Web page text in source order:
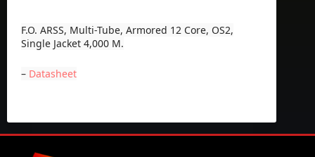
F.O. ARSS, Multi-Tube, Armored 12 Core, OS2,
Single Jacket 4,000 M.
– Datasheet